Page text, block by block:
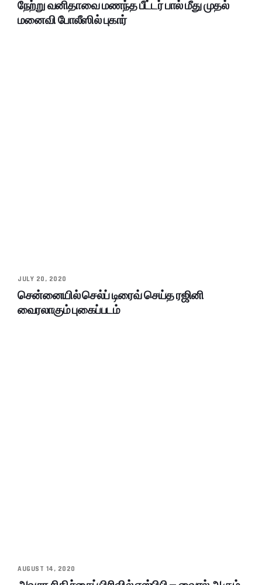
நேற்று வனிதாவை மணந்த பீட்டர் பால் மீது முதல்
மனைவி போலீஸில் புகார்
JULY 20, 2020
சென்னையில் செல்ப் டிரைவ் செய்த ரஜினி
வைரலாகும் புகைப்படம்
AUGUST 14, 2020